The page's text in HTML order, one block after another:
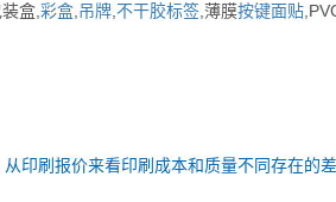
盒, 彩盒, 吊牌, 不干胶标签,薄膜按键面贴
从印刷报价来看印刷成本和质量不同存在的